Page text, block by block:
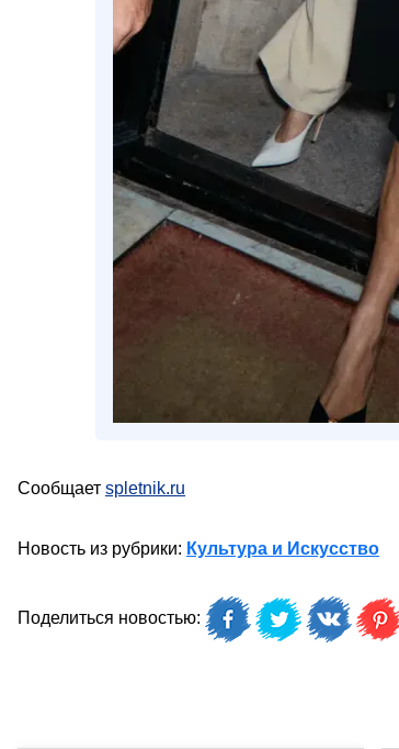
Сообщает spletnik.ru
Новость из рубрики: Культура и Искусство
Поделиться новостью: